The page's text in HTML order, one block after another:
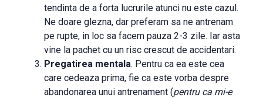
tendinta de a forta lucrurile atunci nu este cazul.
Ne doare glezna, dar preferam sa ne antrenam
pe rupte, in loc sa facem pauza 2-3 zile. Iar asta
vine la pachet cu un risc crescut de accidentari.
Pregatirea mentala. Pentru ca ea este cea
care cedeaza prima, fie ca este vorba despre
abandonarea unui antrenament (pentru ca mi-e